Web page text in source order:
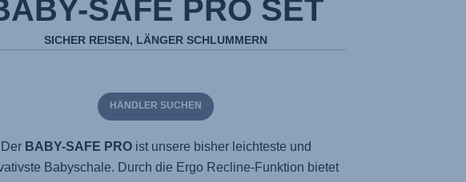
SAFE PRO SET
SICHER REISEN, LÄNGER SCHLUMMERN
HÄNDLER SUCHEN
Der BABY-SAFE PROist unsere bisher leichteste und
Babyschale. Durch die Ergo Recline-Funktion bietet